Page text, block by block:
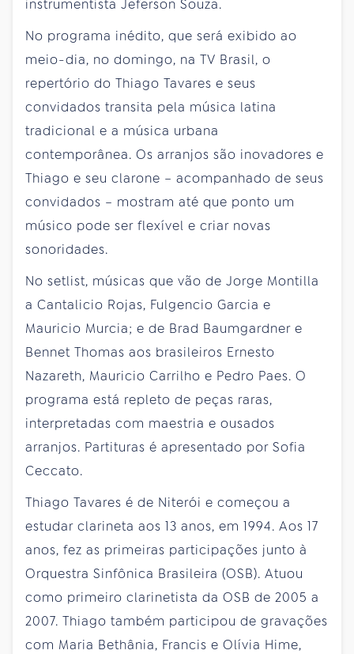
instrumentista Jeferson Souza.
No programa inédito, que será exibido ao
meio-dia, no domingo, na TV Brasil, o
repertório do Thiago Tavares e seus
convidados transita pela música latina
tradicional e a música urbana
contemporânea. Os arranjos são inovadores e
Thiago e seu clarone – acompanhado de seus
convidados – mostram até que ponto um
músico pode ser flexível e criar novas
sonoridades.
No setlist, músicas que vão de Jorge Montilla
a Cantalicio Rojas, Fulgencio Garcia e
Mauricio Murcia; e de Brad Baumgardner e
Bennet Thomas aos brasileiros Ernesto
Nazareth, Mauricio Carrilho e Pedro Paes. O
programa está repleto de peças raras,
interpretadas com maestria e ousados
arranjos. Partituras é apresentado por Sofia
Ceccato.
Thiago Tavares é de Niterói e começou a
estudar clarineta aos 13 anos, em 1994. Aos 17
anos, fez as primeiras participações junto à
Orquestra Sinfônica Brasileira (OSB). Atuou
como primeiro clarinetista da OSB de 2005 a
2007. Thiago também participou de gravações
com Maria Bethânia, Francis e Olívia Hime,